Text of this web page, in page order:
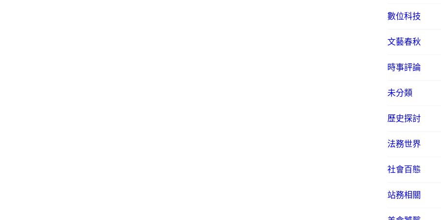
數位科技
文藝春秋
時事評論
未分類
歷史探討
法務世界
社會百態
站務相關